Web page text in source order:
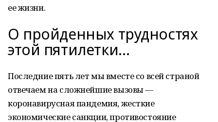
ее жизни.
О пройденных трудностях
этой пятилетки…
Последние пять лет мы вместе со всей страной
отвечаем на сложнейшие вызовы —
коронавирусная пандемия, жесткие
экономические санкции, противостояние